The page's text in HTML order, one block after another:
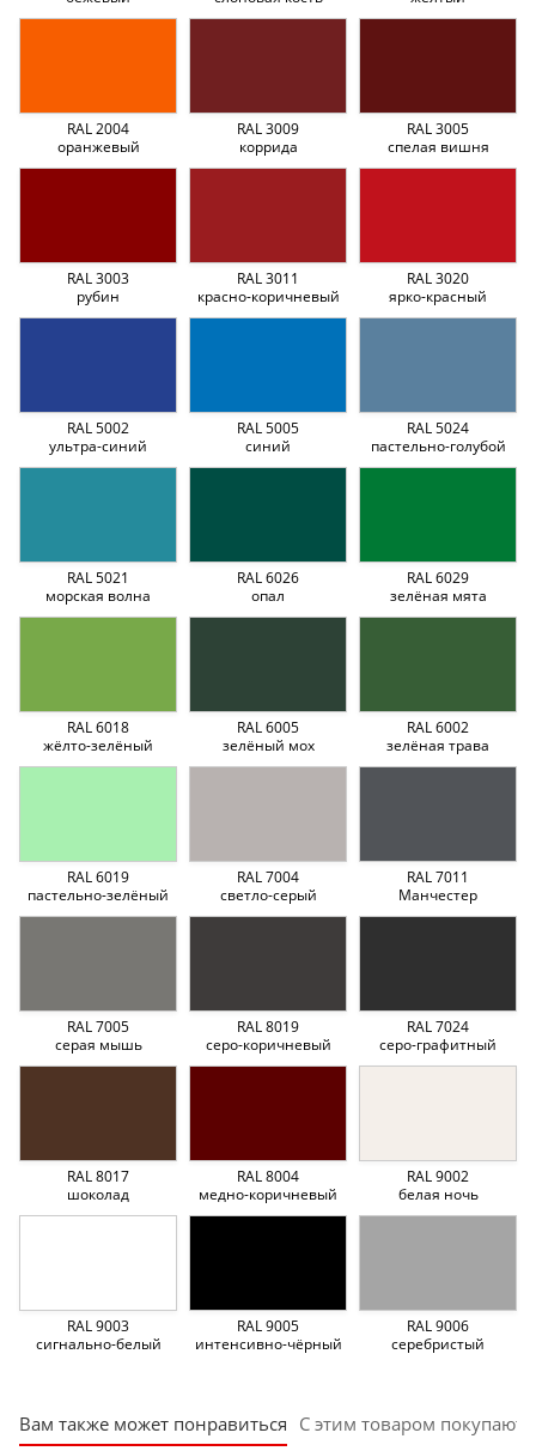
RAL 2004
оранжевый
RAL 3009
коррида
RAL 3005
спелая вишня
RAL 3003
рубин
RAL 3011
красно-коричневый
RAL 3020
ярко-красный
RAL 5002
ультра-синий
RAL 5005
синий
RAL 5024
пастельно-голубой
RAL 5021
морская волна
RAL 6026
опал
RAL 6029
зелёная мята
RAL 6018
жёлто-зелёный
RAL 6005
зелёный мох
RAL 6002
зелёная трава
RAL 6019
пастельно-зелёный
RAL 7004
светло-серый
RAL 7011
Манчестер
RAL 7005
серая мышь
RAL 8019
серо-коричневый
RAL 7024
серо-графитный
RAL 8017
шоколад
RAL 8004
медно-коричневый
RAL 9002
белая ночь
RAL 9003
сигнально-белый
RAL 9005
интенсивно-чёрный
RAL 9006
серебристый
Вам также может понравиться С этим товаром покупают